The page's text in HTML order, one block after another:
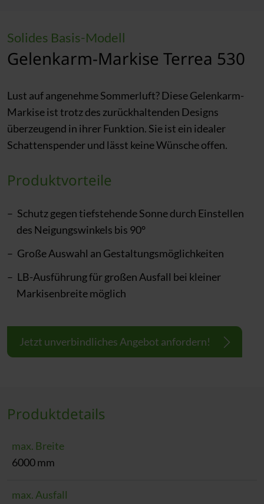
Solides Basis-Modell
Gelenkarm-Markise Terrea 530
Lust auf angenehme Sommerluft? Diese Gelenkarm-
Markise ist trotz des zurückhaltenden Designs
überzeugend in ihrer Funktion. Sie ist ein idealer
Schattenspender und lässt keine Wünsche offen.
Produktvorteile
Schutz gegen tiefstehende Sonne durch Einstellen
des Neigungswinkels bis 90°
Große Auswahl an Gestaltungsmöglichkeiten
LB-Ausführung für großen Ausfall bei kleiner
Markisenbreite möglich
Jetzt unverbindliches Angebot anfordern!
Produktdetails
max. Breite
6000 mm
max. Ausfall